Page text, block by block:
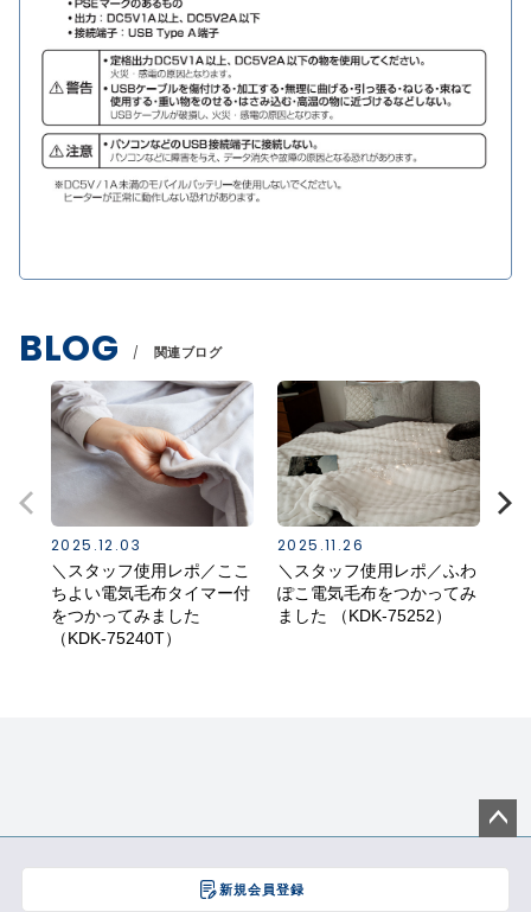
BLOG 関連ブログ
2025.12.03
＼スタッフ使用レポ／ここ
ちよい電気毛布タイマー付
をつかってみました
（KDK-75240T）
2025.11.26
＼スタッフ使用レポ／ふわ
ぽこ電気毛布をつかってみ
ました （KDK-75252）
新規会員登録
ジト